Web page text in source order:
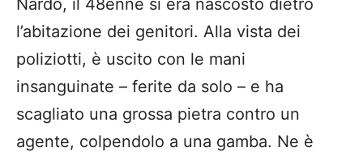
Nardò, il 48enne si era nascosto dietro
l’abitazione dei genitori. Alla vista dei
poliziotti, è uscito con le mani
insanguinate – ferite da solo – e ha
scagliato una grossa pietra contro un
agente, colpendolo a una gamba. Ne è